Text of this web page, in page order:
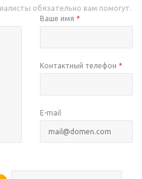
обязательно вам помогут.
Ваше имя *
Контактный телефон *
E-mail